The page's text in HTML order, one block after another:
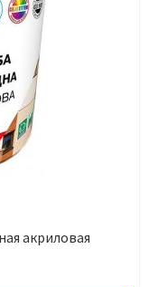
акриловая